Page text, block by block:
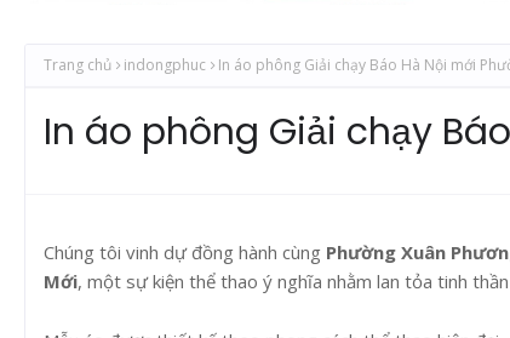
Trang chủ indongphuc In áo phông Giải chạy Báo Hà Nội mới
In áo phông Giải chạy
Chúng tôi vinh dự đồng hành cùng Phường Xuân
Mới, một sự kiện thể thao ý nghĩa nhằm lan tỏa tinh